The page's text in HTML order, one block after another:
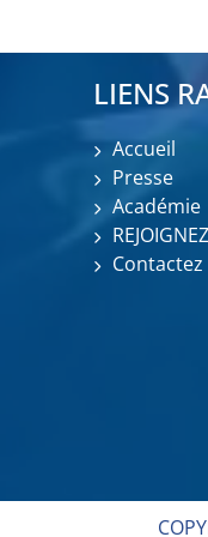
LIENS
Accueil
Presse
Académie